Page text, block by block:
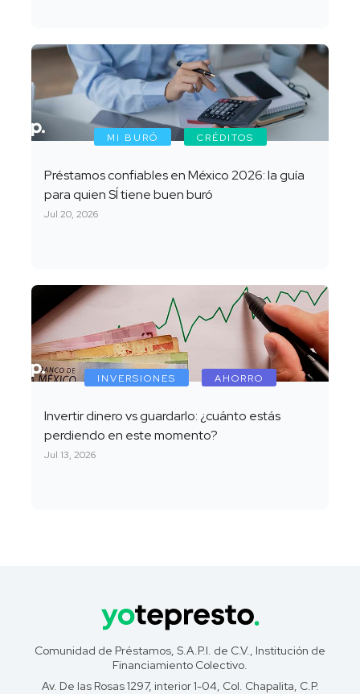
MI BURÓ CRÉDITOS
Préstamos confiables en México 2026: la guía
para quien SÍ tiene buen buró
Jul 20, 2026
INVERSIONES AHORRO
Invertir dinero vs guardarlo: ¿cuánto estás
perdiendo en este momento?
Jul 13, 2026
Comunidad de Préstamos, S.A.P.I. de C.V., Institución de
Financiamiento Colectivo.
Av. De las Rosas 1297, interior 1-04, Col. Chapalita, C.P.